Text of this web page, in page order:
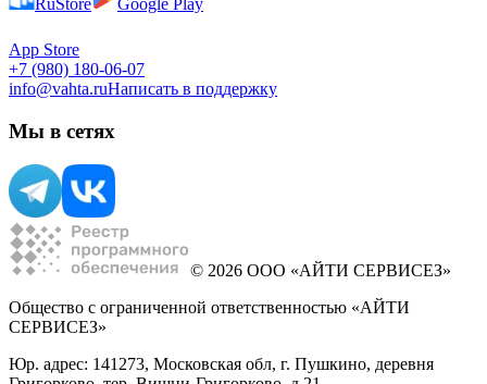
RuStore Google Play
App Store
+7 (980) 180-06-07
info@vahta.ruНаписать в поддержку
Мы в сетях
© 2026 ООО «АЙТИ СЕРВИСЕЗ»
Общество с ограниченной ответственностью «АЙТИ
СЕРВИСЕЗ»
Юр. адрес: 141273, Московская обл, г. Пушкино, деревня